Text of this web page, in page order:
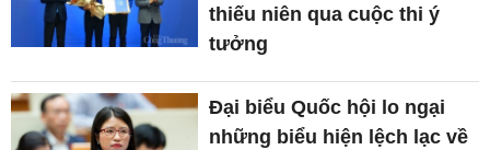
thiếu niên qua cuộc thi ý
tưởng
Đại biểu Quốc hội lo ngại
những biểu hiện lệch lạc về